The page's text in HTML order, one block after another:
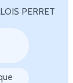
PERRET